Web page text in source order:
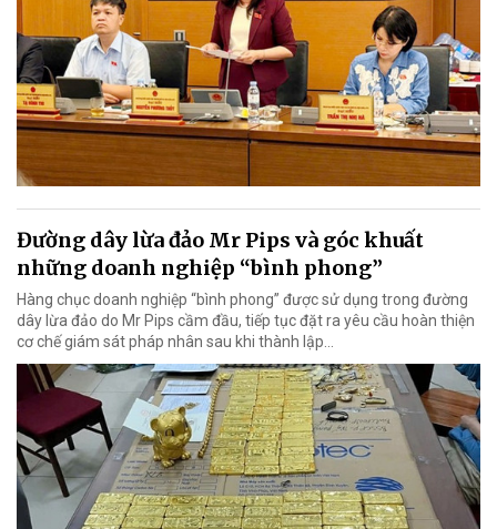
Đường dây lừa đảo Mr Pips và góc khuất
những doanh nghiệp “bình phong”
Hàng chục doanh nghiệp “bình phong” được sử dụng trong đường
dây lừa đảo do Mr Pips cầm đầu, tiếp tục đặt ra yêu cầu hoàn thiện
cơ chế giám sát pháp nhân sau khi thành lập…